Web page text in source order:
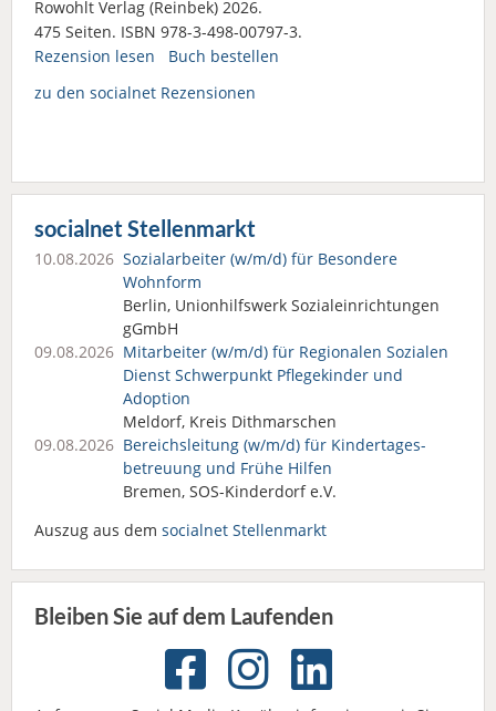
Rowohlt Verlag (Reinbek) 2026.
475 Seiten. ISBN 978-3-498-00797-3.
Rezension lesen
Buch bestellen
zu den socialnet Rezensionen
socialnet Stellenmarkt
10.08.2026 Sozialarbeiter (w/m/d) für Besondere
Wohnform
Berlin, Unionhilfswerk Sozialeinrichtungen
gGmbH
09.08.2026 Mitarbeiter (w/m/d) für Regionalen Sozialen
Dienst Schwerpunkt Pflegekinder und
Adoption
Meldorf, Kreis Dithmarschen
09.08.2026 Bereichsleitung (w/m/d) für Kindertages­
betreuung und Frühe Hilfen
Bremen, SOS-Kinderdorf e.V.
Auszug aus dem socialnet Stellenmarkt
Bleiben Sie auf dem Laufenden